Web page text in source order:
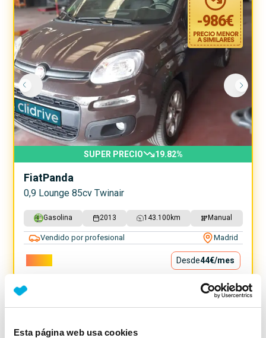
Esta página web usa cookies
-986€
SUPER PRECIO 19.82%
FiatPanda
0,9 Lounge 85cv Twinair
Gasolina 2013 143.100 km Manual
Vendido por profesional Madrid
Desde44€/mes